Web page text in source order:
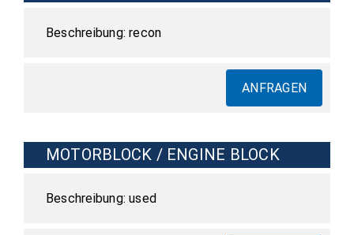
recon
ANFRAGEN
MOTORBLOCK / ENGINE BLOCK
used